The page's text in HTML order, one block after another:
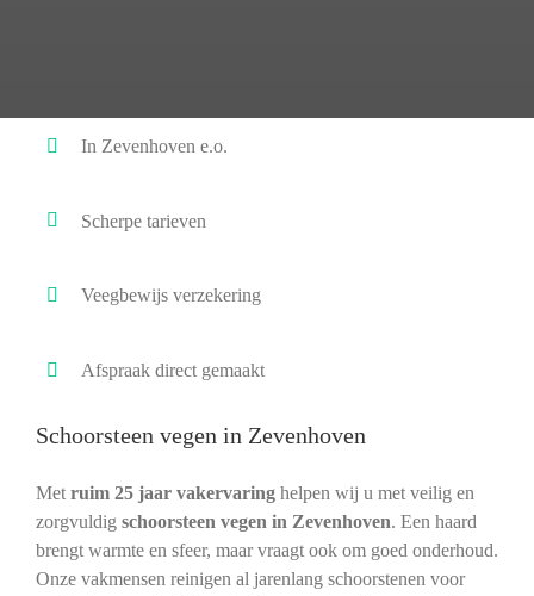
In Zevenhoven e.o.
Scherpe tarieven
Veegbewijs verzekering
Afspraak direct gemaakt
Schoorsteen vegen in Zevenhoven
Met ruim 25 jaar vakervaringhelpen wij u met veilig en
zorgvuldig schoorsteen vegen in Zevenhoven. Een haard
brengt warmte en sfeer, maar vraagt ook om goed onderhoud.
Onze vakmensen reinigen al jarenlang schoorstenen voor